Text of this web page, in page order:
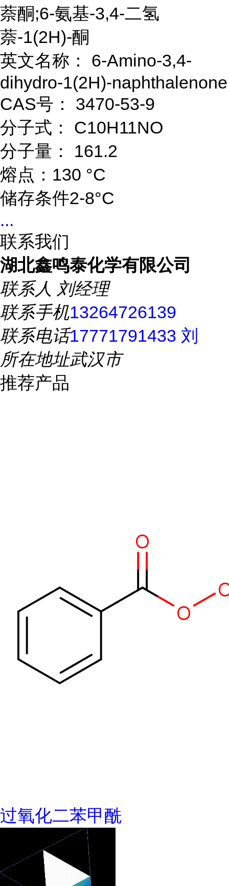
萘酮;6-氨基-3,4-二氢
萘-1(2H)-酮
英文名称： 6-Amino-3,4-
dihydro-1(2H)-naphthalenone
CAS号： 3470-53-9
分子式： C10H11NO
分子量： 161.2
熔点：130 °C
储存条件2-8°C
...
联系我们
湖北鑫鸣泰化学有限公司
联系人 刘经理
联系手机13264726139
联系电话17771791433 刘
所在地址武汉市
推荐产品
过氧化二苯甲酰